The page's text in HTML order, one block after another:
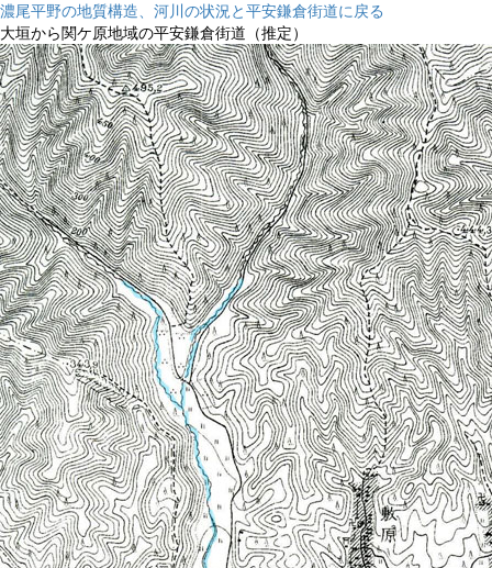
濃尾平野の地質構造、河川の状況と平安鎌倉街道に戻る
大垣から関ケ原地域の平安鎌倉街道（推定）